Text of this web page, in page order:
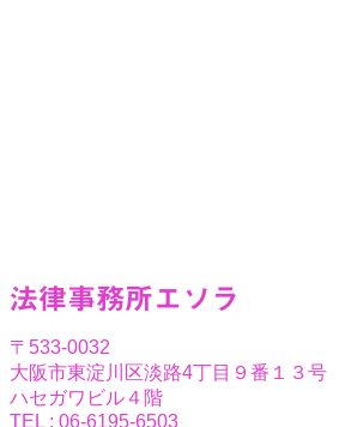
法律事務所エソラ
〒533-0032
大阪市東淀川区淡路4丁目９番１３号
ハセガワビル４階
TEL : 06-6195-6503